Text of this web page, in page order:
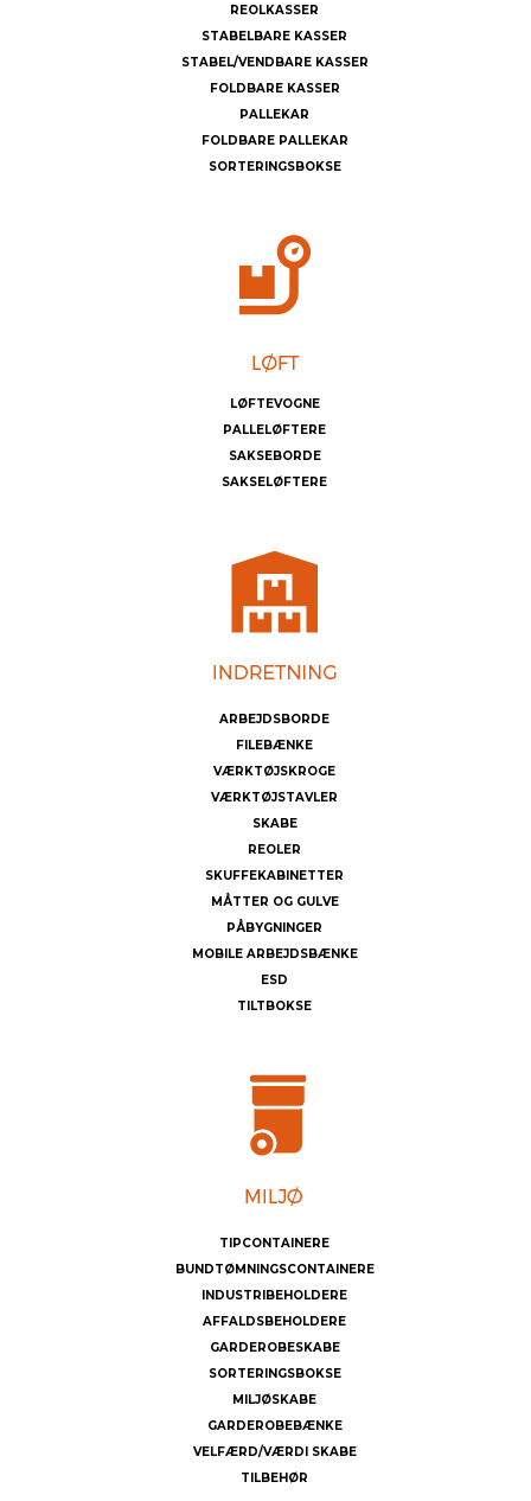
REOLKASSER
STABELBARE KASSER
STABEL/VENDBARE KASSER
FOLDBARE KASSER
PALLEKAR
FOLDBARE PALLEKAR
SORTERINGSBOKSE
LØFTEVOGNE
PALLELØFTERE
SAKSEBORDE
SAKSELØFTERE
ARBEJDSBORDE
FILEBÆNKE
VÆRKTØJSKROGE
VÆRKTØJSTAVLER
SKABE
REOLER
SKUFFEKABINETTER
MÅTTER OG GULVE
PÅBYGNINGER
MOBILE ARBEJDSBÆNKE
ESD
TILTBOKSE
TIPCONTAINERE
BUNDTØMNINGSCONTAINERE
INDUSTRIBEHOLDERE
AFFALDSBEHOLDERE
GARDEROBESKABE
SORTERINGSBOKSE
MILJØSKABE
GARDEROBEBÆNKE
VELFÆRD/VÆRDI SKABE
TILBEHØR